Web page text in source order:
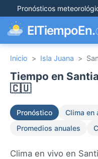
Pronósticos
ElTiempoEn.
Inicio > Isla Juana >
Tiempo en
🇨🇺
Pronóstico Clima en
Promedios anuales
Clima en vivo en